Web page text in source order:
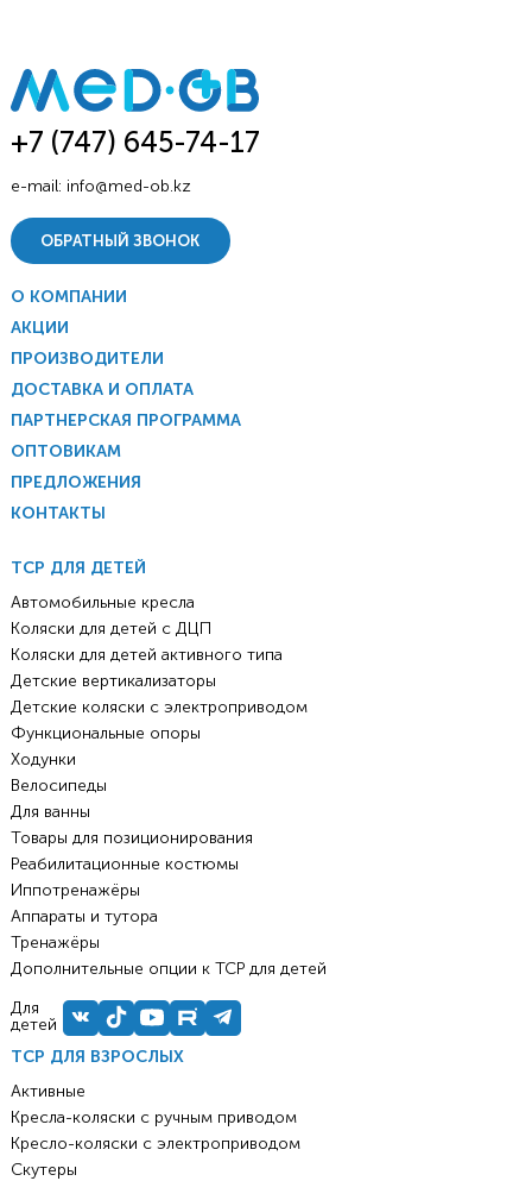
+7 (747) 645-74-17
e-mail: info@med-ob.kz
ОБРАТНЫЙ ЗВОНОК
О КОМПАНИИ
АКЦИИ
ПРОИЗВОДИТЕЛИ
ДОСТАВКА И ОПЛАТА
ПАРТНЕРСКАЯ ПРОГРАММА
ОПТОВИКАМ
ПРЕДЛОЖЕНИЯ
КОНТАКТЫ
ТСР ДЛЯ ВЗРОСЛЫХ
Активные
Кресла-коляски с ручным приводом
Кресло-коляски с электроприводом
Скутеры
ТСР ДЛЯ ДЕТЕЙ
Автомобильные кресла
Коляски для детей с ДЦП
Коляски для детей активного типа
Детские вертикализаторы
Детские коляски с электроприводом
Функциональные опоры
Ходунки
Велосипеды
Для ванны
Товары для позиционирования
Реабилитационные костюмы
Иппотренажёры
Аппараты и тутора
Тренажёры
Дополнительные опции к ТСР для детей
Для
детей